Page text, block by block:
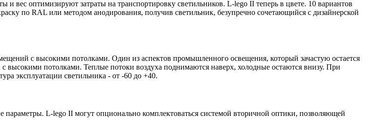
и вес оптимизируют затраты на транспортировку светильников. L-lego II теперь в цвете. 10 вариантов
по RAL или методом анодирования, получив светильник, безупречно сочетающийся с дизайнерской
с высокими потолками. Один из аспектов промышленного освещения, который зачастую остается
высокими потолками. Теплые потоки воздуха поднимаются наверх, холодные остаются внизу. При
эксплуатации светильника - от -60 до +40.
параметры. L-lego II могут опционально комплектоваться системой вторичной оптики, позволяющей